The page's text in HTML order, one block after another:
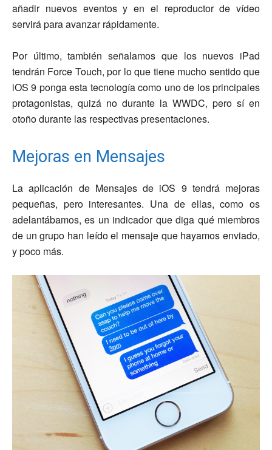
añadir nuevos eventos y en el reproductor de vídeo
servirá para avanzar rápidamente.
Por último, también señalamos que los nuevos iPad
tendrán Force Touch, por lo que tiene mucho sentido que
iOS 9 ponga esta tecnología como uno de los principales
protagonistas, quizá no durante la WWDC, pero sí en
otoño durante las respectivas presentaciones.
Mejoras en Mensajes
La aplicación de Mensajes de iOS 9 tendrá mejoras
pequeñas, pero interesantes. Una de ellas, como os
adelantábamos, es un indicador que diga qué miembros
de un grupo han leído el mensaje que hayamos enviado,
y poco más.